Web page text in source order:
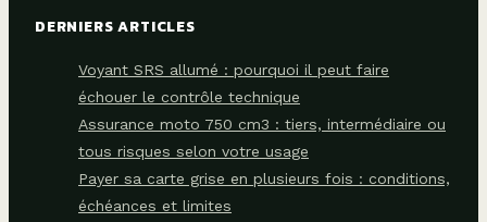
DERNIERS ARTICLES
Voyant SRS allumé : pourquoi il peut faire
échouer le contrôle technique
Assurance moto 750 cm3 : tiers, intermédiaire ou
tous risques selon votre usage
Payer sa carte grise en plusieurs fois : conditions,
échéances et limites